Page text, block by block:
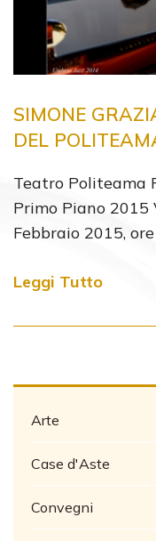
SIMONE
DEL
Teatro Politeama
Primo Piano
Febbraio 2015,
Leggi Tutto
Arte
Case d'Aste
Convegni